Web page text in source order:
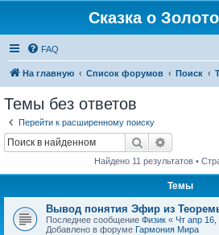
Сказка о
FAQ
На главную Список форумов Поиск
Темы без ответов
Перейти к расширенному поиску
Поиск
Найдено 11 результатов •
Темы
Вывод понятия Эфир из
Последнее сообщение Физик « Чт апр 16,
Добавлено в форуме Гармония Мира